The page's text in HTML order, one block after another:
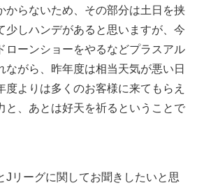
からないため、その部分は土日を挟
少しハンデがあると思いますが、今
ローンショーをやるなどプラスアル
ながら、昨年度は相当天気が悪い日
度よりは多くのお客様に来てもらえ
と、あとは好天を祈るということで
Jリーグに関してお聞きしたいと思